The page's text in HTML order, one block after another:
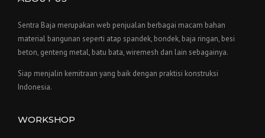
Sentra Baja merupakan web penjualan berbagai macam bahan
material bangunan seperti atap spandek, bondek, baja ringan, besi
beton, genteng metal, batu bata, wiremesh dan lain sebagainya.
Siap menjalin kemitraan yang baik dengan praktisi konstruksi
Indonesia.
WORKSHOP